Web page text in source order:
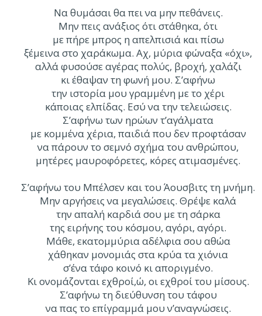
Να θυμάσαι θα πει να μην πεθάνεις.
Μην πεις ανάξιος ότι στάθηκα, ότι
με πήρε μπρος η απελπισιά και πίσω
ξέμεινα στο χαράκωμα. Αχ, μύρια φώναξα «όχι»,
αλλά φυσούσε αγέρας πολύς, βροχή, χαλάζι
κι έθαψαν τη φωνή μου. Σ’αφήνω
την ιστορία μου γραμμένη με το χέρι
κάποιας ελπίδας. Εσύ να την τελειώσεις.
Σ’αφήνω των ηρώων τ’αγάλματα
με κομμένα χέρια, παιδιά που δεν προφτάσαν
να πάρουν το σεμνό σχήμα του ανθρώπου,
μητέρες μαυροφόρετες, κόρες ατιμασμένες.
Σ’αφήνω του Μπέλσεν και του Άουσβιτς τη μνήμη.
Μην αργήσεις να μεγαλώσεις. Θρέψε καλά
την απαλή καρδιά σου με τη σάρκα
της ειρήνης του κόσμου, αγόρι, αγόρι.
Μάθε, εκατομμύρια αδέλφια σου αθώα
χάθηκαν μονομιάς στα κρύα τα χιόνια
σ’ένα τάφο κοινό κι αποριγμένο.
Κι ονομάζονται εχθροί,ώ, οι εχθροί του μίσους.
Σ’αφήνω τη διεύθυνση του τάφου
να πας το επίγραμμά μου ν’αναγνώσεις.